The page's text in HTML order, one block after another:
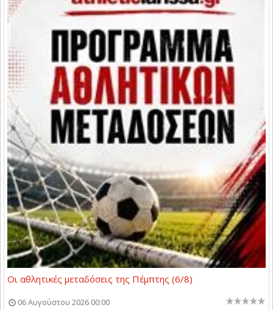
Οι αθλητικές μεταδόσεις της Πέμπτης (6/8)
06 Αυγούστου 2026 00:00